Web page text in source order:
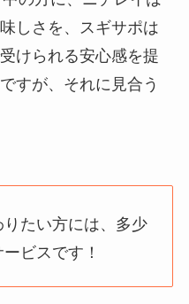
しさを、スギサポは
けられる安心感を提
すが、それに見合う
たい方には、多少
ビスです！